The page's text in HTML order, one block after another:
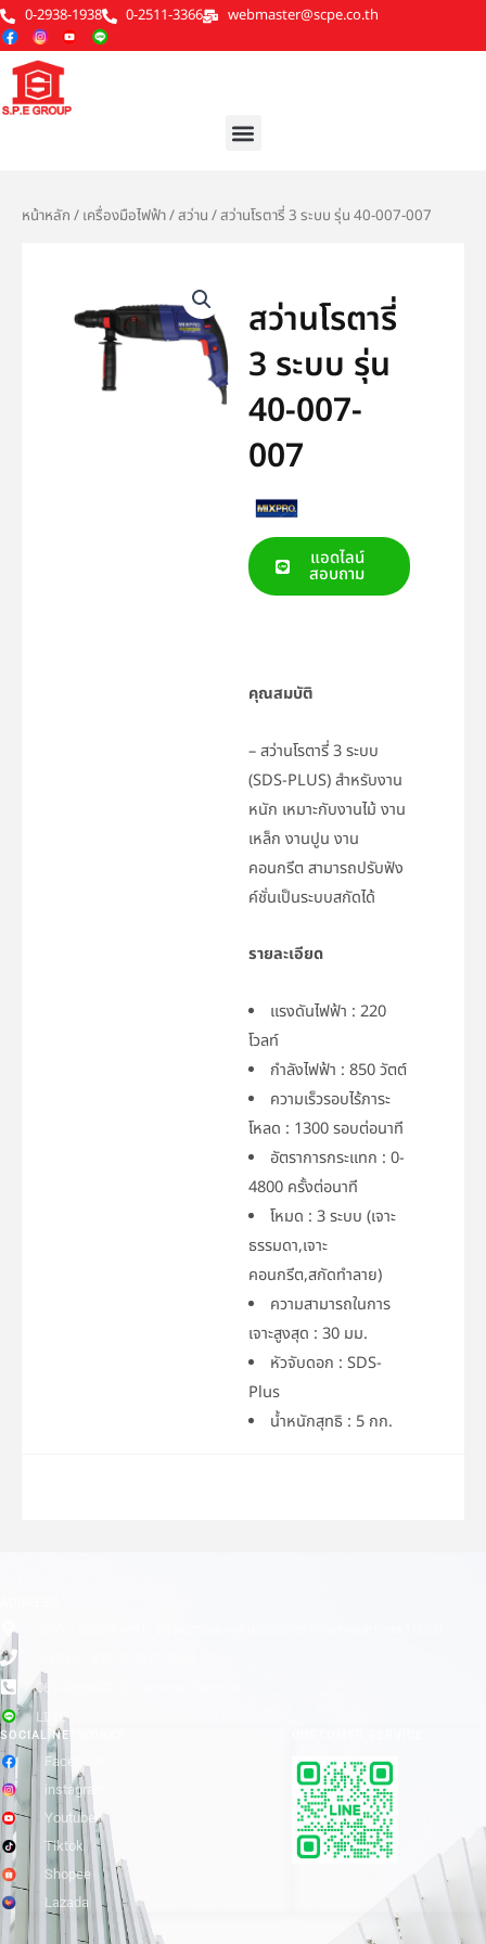
Skip
to
content
0-2938-1938 0-2511-3366 webmaster@scpe.co.th
Menu
หน้าหลัก / เครื่องมือไฟฟ้า/สว่าน / สว่านโรตารี่ 3 ระบบ รุ่น 40-007-007
สว่านโรตารี่
3 ระบบ รุ่น
40-007-
007
แอดไลน์
สอบถาม
คุณสมบัติ
– สว่านโรตารี่ 3 ระบบ
(SDS-PLUS) สำหรับงาน
หนัก เหมาะกับงานไม้ งาน
เหล็ก งานปูน งาน
คอนกรีต สามารถปรับฟัง
ค์ชั่นเป็นระบบสกัดได้
รายละเอียด
แรงดันไฟฟ้า : 220
โวลท์
กำลังไฟฟ้า : 850 วัตต์
ความเร็วรอบไร้ภาระ
โหลด : 1300 รอบต่อนาที
อัตราการกระแทก : 0-
4800 ครั้งต่อนาที
โหมด : 3 ระบบ (เจาะ
ธรรมดา,เจาะ
คอนกรีต,สกัดทำลาย)
ความสามารถในการ
เจาะสูงสุด : 30 มม.
หัวจับดอก : SDS-
Plus
น้ำหนักสุทธิ : 5 กก.
065-8899840 (Customer Service)
LINE
SOCIAL NETWORKS
Facebook
instagram
Youtube
Tiktok
Shopee
Lazada